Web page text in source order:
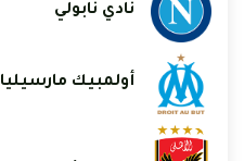
نادي نابولي
أولمبيك مارسيليا